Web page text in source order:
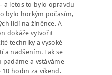
a letos to bylo opravdu
bylo horkým počasím,
lidí na žíněnce. A
dokáže vytvořit
techniky a vysoké
a nadšením. Tak se
padáme a vstáváme
10 hodin za víkend.